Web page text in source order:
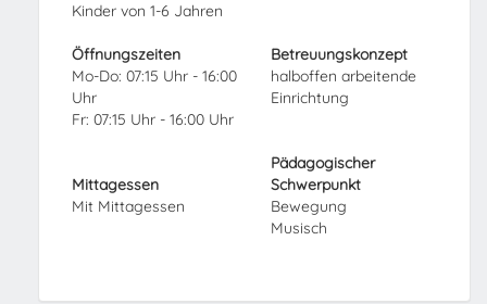
Kinder von 1-6 Jahren
Öffnungszeiten
Mo-Do: 07:15 Uhr - 16:00
Uhr
Fr: 07:15 Uhr - 16:00 Uhr
Mittagessen
Mit Mittagessen
Betreuungskonzept
halboffen arbeitende
Einrichtung
Pädagogischer
Schwerpunkt
Bewegung
Musisch